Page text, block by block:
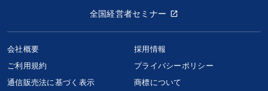
全国経営者セミナー
会社概要
採用情報
ご利用規約
プライバシーポリシー
通信販売法に基づく表示
商標について